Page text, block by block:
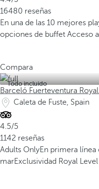
16480 reseñas
En una de las 10 mejores
opciones de buffet Acceso
Compara
Todo incluido
Barceló Fuerteventura
Caleta de Fuste, Spain
4.5/5
1142 reseñas
Adults OnlyEn primera línea
marExclusividad Royal Level